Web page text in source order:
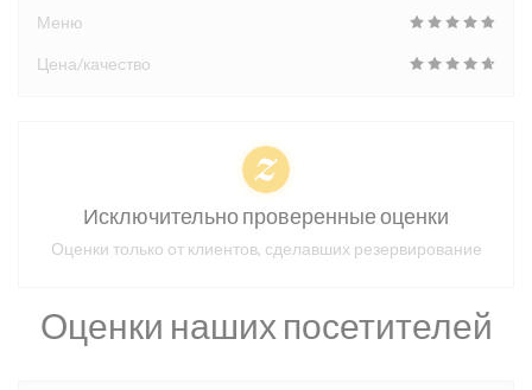
Оценки наших посетителей
Меню
Цена/качество
Исключительно проверенные оценки
Оценки только от клиентов, сделавших резервирование